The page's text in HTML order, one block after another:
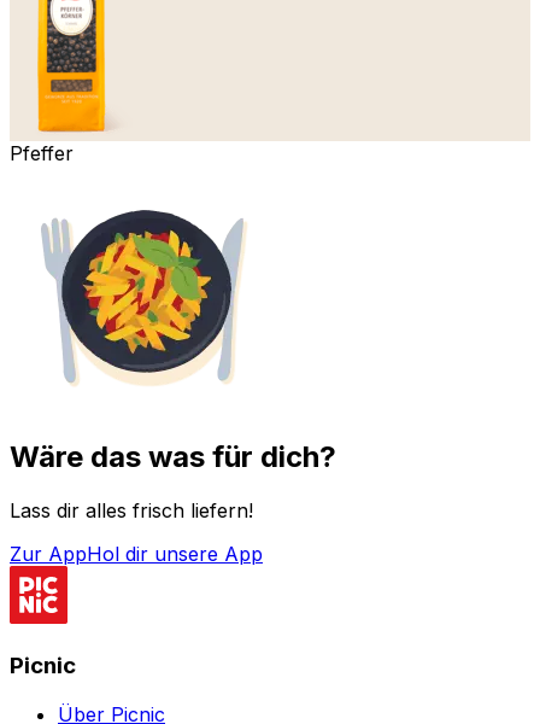
Pfeffer
Wäre das was für dich?
Lass dir alles frisch liefern!
Zur AppHol dir unsere App
Picnic
Über Picnic